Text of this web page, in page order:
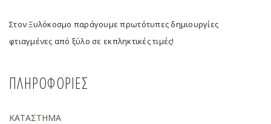
Στον Ξυλόκοσμο παράγουμε πρωτότυπες δημιουργίες
φτιαγμένες από ξύλο σε εκπληκτικές τιμές!
ΠΛΗΡΟΦΟΡΙΕΣ
ΚΑΤΑΣΤΗΜΑ